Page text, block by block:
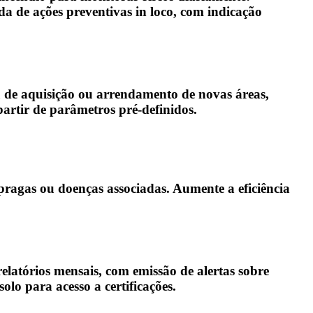
de ações preventivas in loco, com indicação
aquisição ou arrendamento de novas áreas,
de parâmetros pré-definidos.
ou doenças associadas. Aumente a eficiência
mensais, com emissão de alertas sobre
para acesso a certificações.